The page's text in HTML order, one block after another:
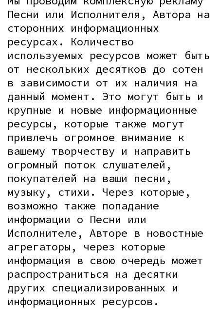
Песни или Исполнителя, Автора на
сторонних информационных
ресурсах. Количество
используемых ресурсов может быть
от нескольких десятков до сотен
в зависимости от их наличия на
данный момент. Это могут быть и
крупные и новые информационные
ресурсы, которые также могут
привлечь огромное внимание к
вашему творчеству и направить
огромный поток слушателей,
покупателей на ваши песни,
музыку, стихи. Через которые,
возможно также попадание
информации о Песни или
Исполнителе, Авторе в новостные
агрегаторы, через которые
информация в свою очередь может
распространиться на десятки
других специализированных и
информационных ресурсов.